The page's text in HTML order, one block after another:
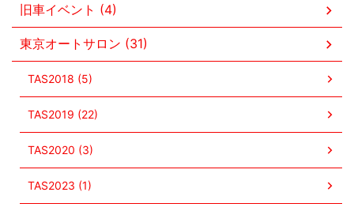
旧車イベント (4)
東京オートサロン (31)
TAS2018 (5)
TAS2019 (22)
TAS2020 (3)
TAS2023 (1)